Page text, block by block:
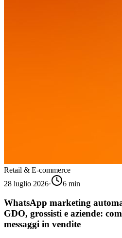
Retail & E-commerce
28 luglio 2026· 6 min
WhatsApp marketing
GDO, grossisti e aziende:
messaggi in vendite